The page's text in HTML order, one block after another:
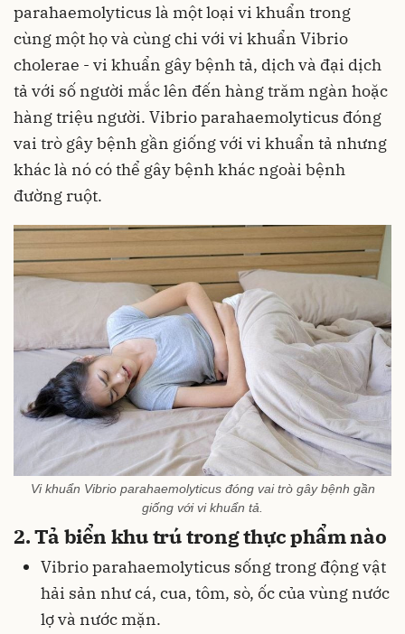
parahaemolyticus là một loại vi khuẩn trong
cùng một họ và cùng chi với vi khuẩn Vibrio
cholerae - vi khuẩn gây bệnh tả, dịch và đại dịch
tả với số người mắc lên đến hàng trăm ngàn hoặc
hàng triệu người. Vibrio parahaemolyticus đóng
vai trò gây bệnh gần giống với vi khuẩn tả nhưng
khác là nó có thể gây bệnh khác ngoài bệnh
đường ruột.
Vi khuẩn Vibrio parahaemolyticus đóng vai trò gây bệnh gần
giống với vi khuẩn tả.
2. Tả biển khu trú trong thực phẩm nào
Vibrio parahaemolyticus sống trong động vật
hải sản như cá, cua, tôm, sò, ốc của vùng nước
lợ và nước mặn.